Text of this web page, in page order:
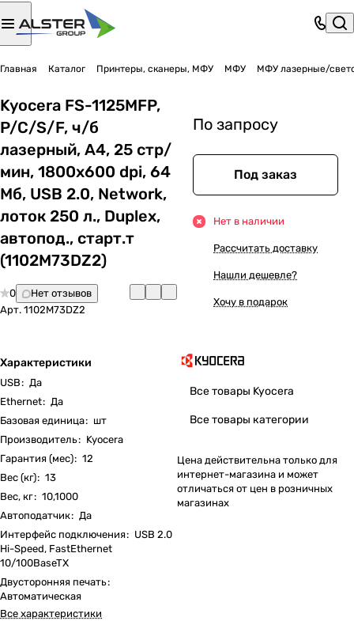
Главная Каталог Принтеры, сканеры, МФУ МФУ МФУ лазерные/
Kyocera FS-1125MFP,
P/C/S/F, ч/б
лазерный, A4, 25 стр/
мин, 1800x600 dpi, 64
Мб, USB 2.0, Network,
лоток 250 л., Duplex,
автопод., старт.т
(1102M73DZ2)
0
Нет отзывов
Арт. 1102M73DZ2
Характеристики
USB: Да
Ethernet: Да
Базовая единица: шт
Производитель: Kyocera
Гарантия (мес): 12
Вес (кг): 13
Вес, кг: 10,1000
Автоподатчик: Да
Интерфейс подключения: USB 2.0
Hi-Speed, FastEthernet
10/100BaseTX
Двусторонняя печать:
Автоматическая
Все характеристики
По запросу
Под заказ
Нет в наличии
Рассчитать доставку
Нашли дешевле?
Хочу в подарок
Все товары Kyocera
Все товары категории
Цена действительна только для
интернет-магазина и может
отличаться от цен в розничных
магазинах